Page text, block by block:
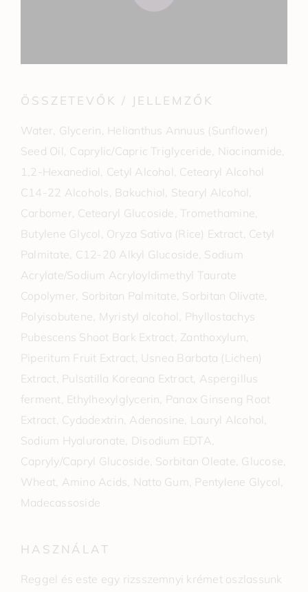
ÖSSZETEVŐK / JELLEMZŐK
Water, Glycerin, Helianthus Annuus (Sunflower)
Seed Oil, Caprylic/Capric Triglyceride, Niacinamide,
1,2-Hexanediol, Cetyl Alcohol, Cetearyl Alcohol
C14-22 Alcohols, Bakuchiol, Stearyl Alcohol,
Carbomer, Cetearyl Glucoside, Tromethamine,
Butylene Glycol, Oryza Sativa (Rice) Extract, Cetyl
Palmitate, C12-20 Alkyl Glucoside, Sodium
Acrylate/Sodium Acryloyldimethyl Taurate
Copolymer, Sorbitan Palmitate, Sorbitan Olivate,
Polyisobutene, Myristyl alcohol, Phyllostachys
Pubescens Shoot Bark Extract, Zanthoxylum,
Piperitum Fruit Extract, Usnea Barbata (Lichen)
Extract, Pulsatilla Koreana Extract, Aspergillus
ferment, Ethylhexylglycerin, Panax Ginseng Root
Extract, Cydodextrin, Adenosine, Lauryl Alcohol,
Sodium Hyaluronate, Disodium EDTA,
Capryly/Capryl Glucoside, Sorbitan Oleate, Glucose,
Wheat, Amino Acids, Natto Gum, Pentylene Glycol,
Madecassoside
HASZNÁLAT
Reggel és este egy rizsszemnyi krémet oszlassunk